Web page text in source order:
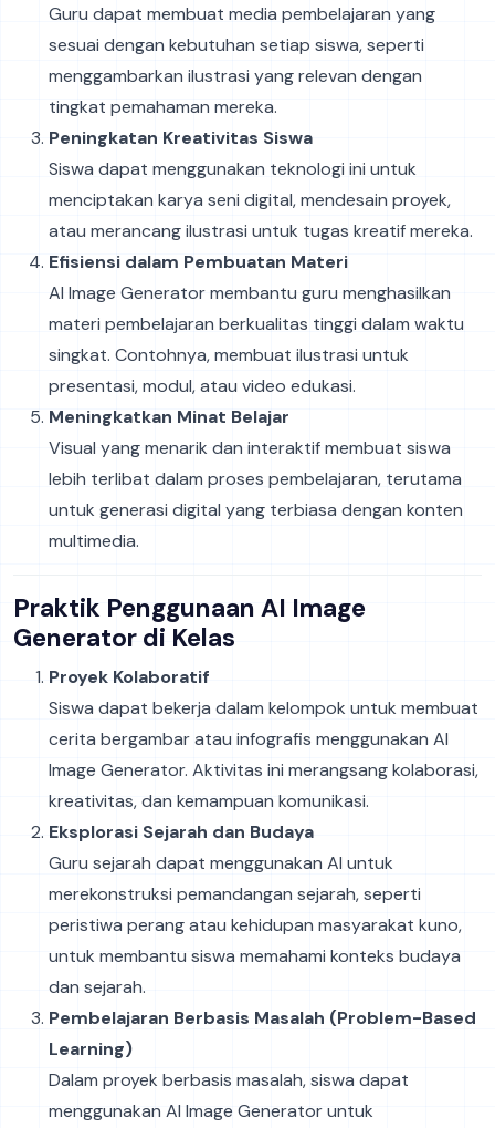
Guru dapat membuat media pembelajaran yang
sesuai dengan kebutuhan setiap siswa, seperti
menggambarkan ilustrasi yang relevan dengan
tingkat pemahaman mereka.
Peningkatan Kreativitas Siswa
Siswa dapat menggunakan teknologi ini untuk
menciptakan karya seni digital, mendesain proyek,
atau merancang ilustrasi untuk tugas kreatif mereka.
Efisiensi dalam Pembuatan Materi
AI Image Generator membantu guru menghasilkan
materi pembelajaran berkualitas tinggi dalam waktu
singkat. Contohnya, membuat ilustrasi untuk
presentasi, modul, atau video edukasi.
Meningkatkan Minat Belajar
Visual yang menarik dan interaktif membuat siswa
lebih terlibat dalam proses pembelajaran, terutama
untuk generasi digital yang terbiasa dengan konten
multimedia.
Praktik Penggunaan AI Image
Generator di Kelas
Proyek Kolaboratif
Siswa dapat bekerja dalam kelompok untuk membuat
cerita bergambar atau infografis menggunakan AI
Image Generator. Aktivitas ini merangsang kolaborasi,
kreativitas, dan kemampuan komunikasi.
Eksplorasi Sejarah dan Budaya
Guru sejarah dapat menggunakan AI untuk
merekonstruksi pemandangan sejarah, seperti
peristiwa perang atau kehidupan masyarakat kuno,
untuk membantu siswa memahami konteks budaya
dan sejarah.
Pembelajaran Berbasis Masalah (Problem-Based
Learning)
Dalam proyek berbasis masalah, siswa dapat
menggunakan AI Image Generator untuk